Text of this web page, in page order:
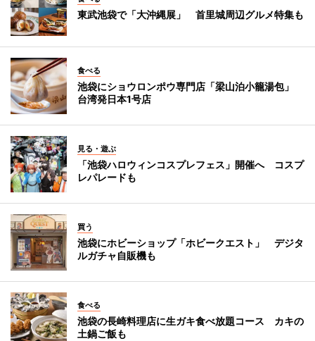
東武池袋で「大沖縄展」 首里城周辺グルメ特集も
食べる
池袋にショウロンポウ専門店「梁山泊小籠湯包」
台湾発日本1号店
見る・遊ぶ
「池袋ハロウィンコスプレフェス」開催へ コスプ
レパレードも
買う
池袋にホビーショップ「ホビークエスト」 デジタ
ルガチャ自販機も
食べる
池袋の長崎料理店に生ガキ食べ放題コース カキの
土鍋ご飯も